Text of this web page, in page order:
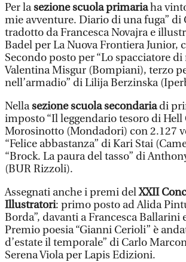
Per lasezione scuola primariaha
mie avventure. Diario di una fuga” di
tradotto da Francesca Novajra e
Badel per La Nuova Frontiera Junior,
Secondo posto per “Lo spacciatore di
Valentina Misgur (Bompiani), terzo
nell’armadio” di Lilija Berzinska
Nellasezione scuola secondariadi
imposto “Il leggendario tesoro di Hell
Morosinotto (Mondadori) con 2.127
“Felice abbastanza” di Kari Stai
“Brock. La paura del tasso” di
(BUR Rizzoli).
Assegnati anche i premi delXXII
Illustratori: primo posto ad Alida
Borda”, davanti a Francesca Ballarini
Premio poesia “Gianni Cerioli” è
d’estate il temporale” di Carlo
Serena Viola per Lapis Edizioni.